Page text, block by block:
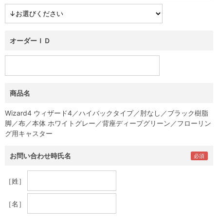
オーダーＩＤ
商品名
Wizard4 ウィザード4／ハイバックタイプ／肘なし／ブラック樹脂
脚／布／本体 ホワイトグレー／背座ディープグリーン／フローリン
グ用キャスター
お問い合わせ時氏名
［姓］
［名］